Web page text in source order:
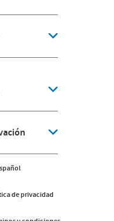
de privacidad